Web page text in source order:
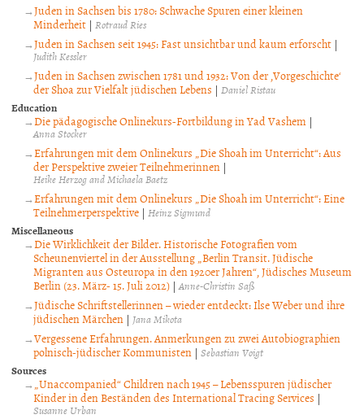
Juden in Sachsen bis 1780: Schwache Spuren einer kleinen
Minderheit | Rotraud Ries
Juden in Sachsen seit 1945: Fast unsichtbar und kaum erforscht |
Judith Kessler
Juden in Sachsen zwischen 1781 und 1932: Von der ‚Vorgeschichte‘
der Shoa zur Vielfalt jüdischen Lebens | Daniel Ristau
Education
Die pädagogische Onlinekurs-Fortbildung in Yad Vashem |
Anna Stocker
Erfahrungen mit dem Onlinekurs „Die Shoah im Unterricht“: Aus
der Perspektive zweier Teilnehmerinnen |
Heike Herzog and Michaela Baetz
Erfahrungen mit dem Onlinekurs „Die Shoah im Unterricht“: Eine
Teilnehmerperspektive | Heinz Sigmund
Miscellaneous
Die Wirklichkeit der Bilder. Historische Fotografien vom
Scheunenviertel in der Ausstellung „Berlin Transit. Jüdische
Migranten aus Osteuropa in den 1920er Jahren“, Jüdisches Museum
Berlin (23. März- 15. Juli 2012) |Anne-Christin Saß
Jüdische Schriftstellerinnen – wieder entdeckt: Ilse Weber und ihre
jüdischen Märchen | Jana Mikota
Vergessene Erfahrungen. Anmerkungen zu zwei Autobiographien
polnisch-jüdischer Kommunisten | Sebastian Voigt
Sources
„Unaccompanied“ Children nach 1945 – Lebensspuren jüdischer
Kinder in den Beständen des International Tracing Services |
Susanne Urban